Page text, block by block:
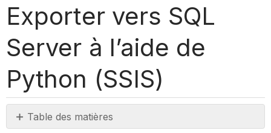
Exporter vers SQL
Server à l’aide de
Python (SSIS)
Table des matières